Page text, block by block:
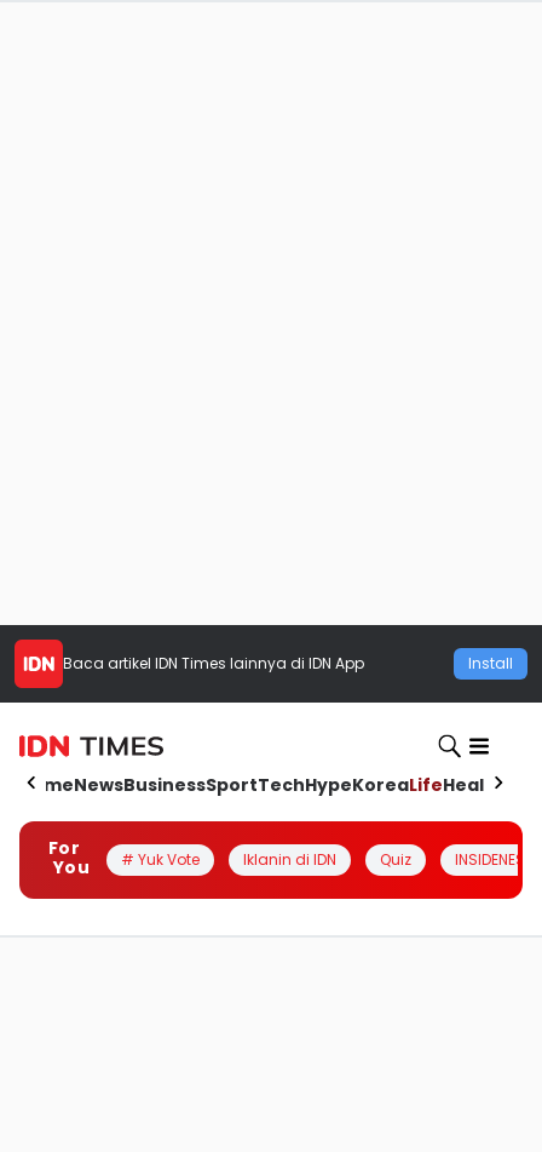
Baca artikel IDN Times lainnya di IDN App Install
HomeNewsBusinessSportTechHypeKoreaLifeHealth
For
You
# Yuk Vote Iklanin di IDN Quiz INSIDENESIA